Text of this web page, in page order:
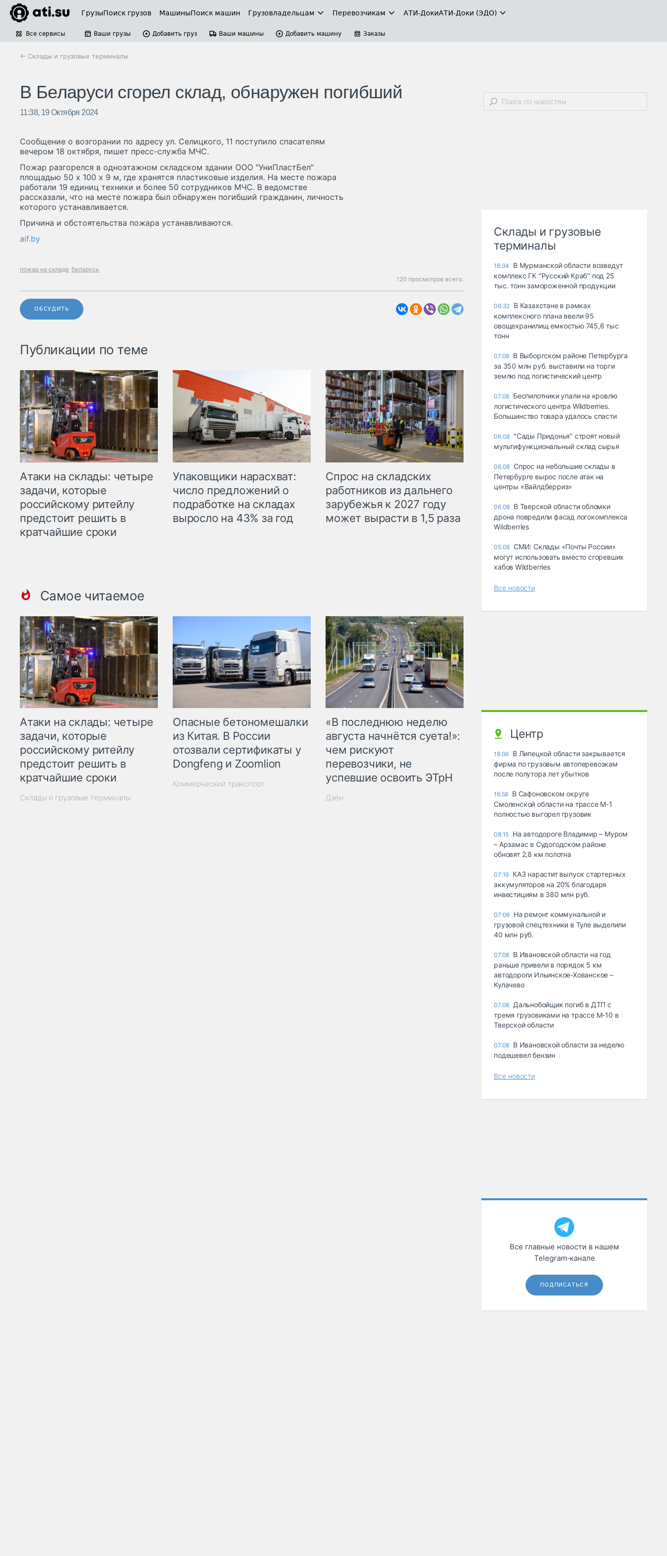
ГрузыПоиск грузов МашиныПоиск машин Грузовладельцам Перевозчикам АТИ-ДокиАТИ-Доки (ЭДО)
Все сервисы Ваши грузы Добавить груз Ваши машины Добавить машину Заказы
← Склады и грузовые терминалы
В Беларуси сгорел склад, обнаружен погибший
11:38, 19 Октября 2024
Сообщение о возгорании по адресу ул. Селицкого, 11 поступило спасателям
вечером 18 октября, пишет пресс-служба МЧС.
Пожар разгорелся в одноэтажном складском здании ООО "УниПластБел"
площадью 50 х 100 х 9 м, где хранятся пластиковые изделия. На месте пожара
работали 19 единиц техники и более 50 сотрудников МЧС. В ведомстве
рассказали, что на месте пожара был обнаружен погибший гражданин, личность
которого устанавливается.
Причина и обстоятельства пожара устанавливаются.
aif.by
пожар на складе беларусь
120 просмотров всего.
ОБСУДИТЬ
Публикации по теме
Атаки на склады: четыре
задачи, которые
российскому ритейлу
предстоит решить в
кратчайшие сроки
Упаковщики нарасхват:
число предложений о
подработке на складах
выросло на 43% за год
Спрос на складских
работников из дальнего
зарубежья к 2027 году
может вырасти в 1,5 раза
Самое читаемое
Атаки на склады: четыре
задачи, которые
российскому ритейлу
предстоит решить в
кратчайшие сроки
Склады и грузовые терминалы
Опасные бетономешалки
из Китая. В России
отозвали сертификаты у
Dongfeng и Zoomlion
Коммерческий транспорт
«В последнюю неделю
августа начнётся суета!»:
чем рискуют
перевозчики, не
успевшие освоить ЭТрН
Дзен
Склады и грузовые
терминалы
16:34
В Мурманской области возведут
комплекс ГК "Русский Краб" под 25
тыс. тонн замороженной продукции
06:32 В Казахстане в рамках
комплексного плана ввели 95
овощехранилищ емкостью 745,6 тыс
тонн
07.08 В Выборгском районе Петербурга
за 350 млн руб. выставили на торги
землю под логистический центр
07.08 Беспилотники упали на кровлю
логистического центра Wildberries.
Большинство товара удалось спасти
06.08 "Сады Придонья" строят новый
мультифункциональный склад сырья
06.08 Спрос на небольшие склады в
Петербурге вырос после атак на
центры «Вайлдберриз»
06.08 В Тверской области обломки
дрона повредили фасад логокомплекса
Wildberries
05.08 СМИ: Склады «Почты России»
могут использовать вместо сгоревших
хабов Wildberries
Все новости
Центр
18:06 В Липецкой области закрывается
фирма по грузовым автоперевозкам
после полутора лет убытков
16:58 В Сафоновском округе
Смоленской области на трассе М-1
полностью выгорел грузовик
08:15 На автодороге Владимир – Муром
– Арзамас в Судогодском районе
обновят 2,8 км полотна
07:19 КАЗ нарастит выпуск стартерных
аккумуляторов на 20% благодаря
инвестициям в 380 млн руб.
07:06 На ремонт коммунальной и
грузовой спецтехники в Туле выделили
40 млн руб.
07.08 В Ивановской области на год
раньше привели в порядок 5 км
автодороги Ильинское-Хованское –
Кулачево
07.08 Дальнобойщик погиб в ДТП с
тремя грузовиками на трассе М-10 в
Тверской области
07.08 В Ивановской области за неделю
подешевел бензин
Все новости
Все главные новости в нашем
Telegram‑канале
ПОДПИСАТЬСЯ